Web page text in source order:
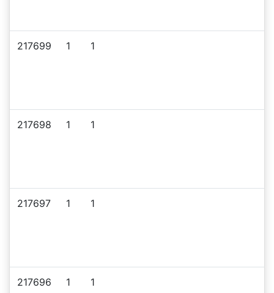
217699 1 1
217698 1 1
217697 1 1
217696 1 1